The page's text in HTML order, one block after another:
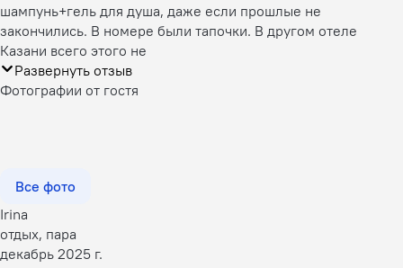
шампунь+гель для душа, даже если прошлые не
закончились. В номере были тапочки. В другом отеле
Казани всего этого не
Развернуть отзыв
Фотографии от гостя
Все фото
Irina
отдых, пара
декабрь 2025 г.